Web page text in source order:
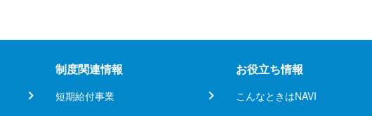
制度関連情報
短期給付事業
お役立ち情報
こんなときはNAVI